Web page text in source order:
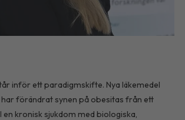
inför ett paradigmskifte. Nya läkemedel
har förändrat synen på obesitas från ett
kronisk sjukdom med biologiska,